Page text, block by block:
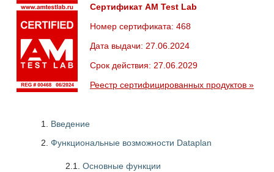
Сертификат AM Test Lab
Номер сертификата: 468
Дата выдачи: 27.06.2024
Срок действия: 27.06.2029
Реестр сертифицированных продуктов »
Введение
Функциональные возможности Dataplan
2.1. Основные функции